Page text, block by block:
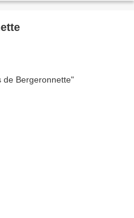
restrictions,...